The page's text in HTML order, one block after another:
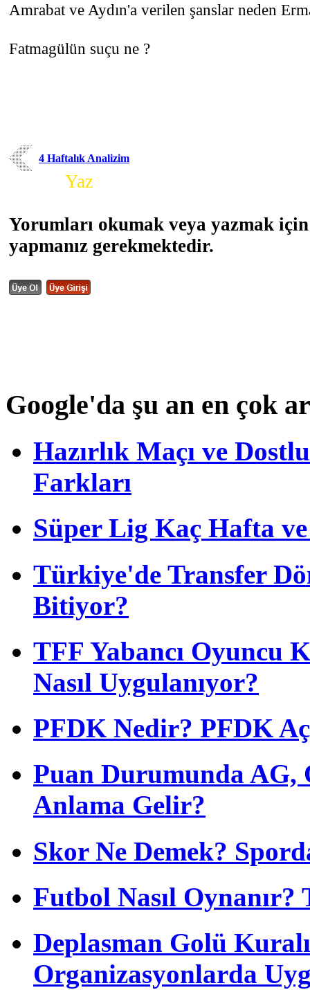
Amrabat ve Aydın'a verilen şanslar neden
Fatmagülün suçu ne ?
4 Haftalık Analizim
Yaz
Yorumları okumak veya yazmak
yapmanız gerekmektedir.
Google'da şu an en çok
Hazırlık Maçı ve
Farkları
Süper Lig Kaç Hafta
Türkiye'de Transfer
Bitiyor?
TFF Yabancı Oyuncu
Nasıl Uygulanıyor?
PFDK Nedir? PFDK
Puan Durumunda AG,
Anlama Gelir?
Skor Ne Demek?
Futbol Nasıl
Deplasman Golü
Organizasyonlarda